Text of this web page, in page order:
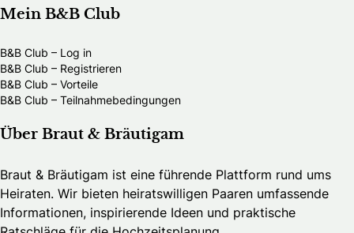
Mein B&B Club
B&B Club – Log in
B&B Club – Registrieren
B&B Club – Vorteile
B&B Club – Teilnahmebedingungen
Über Braut & Bräutigam
Braut & Bräutigam ist eine führende Plattform rund ums
Heiraten. Wir bieten heiratswilligen Paaren umfassende
Informationen, inspirierende Ideen und praktische